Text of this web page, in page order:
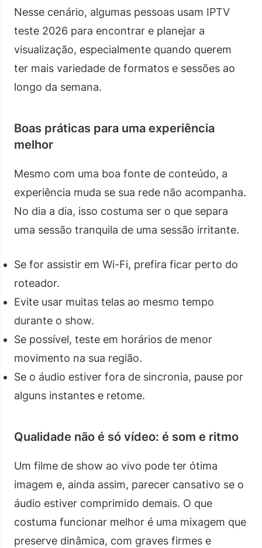
Nesse cenário, algumas pessoas usam IPTV
teste 2026 para encontrar e planejar a
visualização, especialmente quando querem
ter mais variedade de formatos e sessões ao
longo da semana.
Boas práticas para uma experiência
melhor
Mesmo com uma boa fonte de conteúdo, a
experiência muda se sua rede não acompanha.
No dia a dia, isso costuma ser o que separa
uma sessão tranquila de uma sessão irritante.
Se for assistir em Wi-Fi, prefira ficar perto do
roteador.
Evite usar muitas telas ao mesmo tempo
durante o show.
Se possível, teste em horários de menor
movimento na sua região.
Se o áudio estiver fora de sincronia, pause por
alguns instantes e retome.
Qualidade não é só vídeo: é som e ritmo
Um filme de show ao vivo pode ter ótima
imagem e, ainda assim, parecer cansativo se o
áudio estiver comprimido demais. O que
costuma funcionar melhor é uma mixagem que
preserve dinâmica, com graves firmes e